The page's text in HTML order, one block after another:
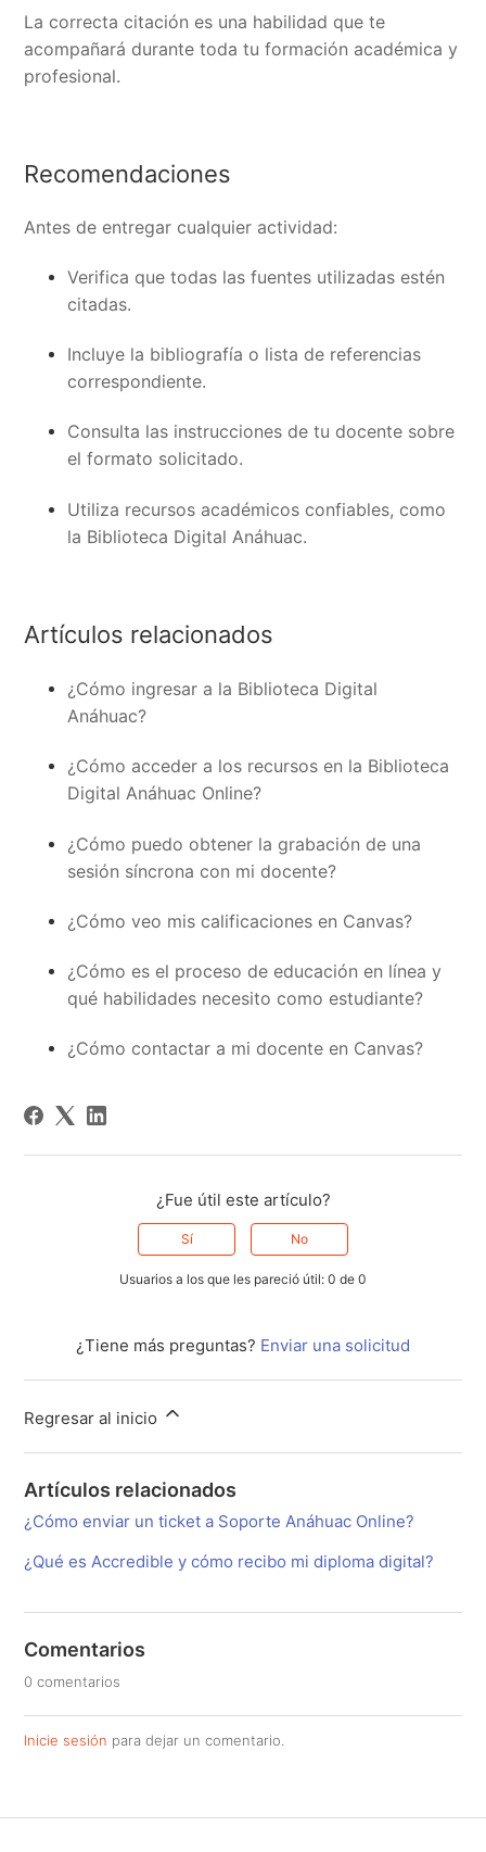
La correcta citación es una habilidad que te
acompañará durante toda tu formación académica y
profesional.
Recomendaciones
Antes de entregar cualquier actividad:
Verifica que todas las fuentes utilizadas estén
citadas.
Incluye la bibliografía o lista de referencias
correspondiente.
Consulta las instrucciones de tu docente sobre
el formato solicitado.
Utiliza recursos académicos confiables, como
la Biblioteca Digital Anáhuac.
Artículos relacionados
¿Cómo ingresar a la Biblioteca Digital
Anáhuac?
¿Cómo acceder a los recursos en la Biblioteca
Digital Anáhuac Online?
¿Cómo puedo obtener la grabación de una
sesión síncrona con mi docente?
¿Cómo veo mis calificaciones en Canvas?
¿Cómo es el proceso de educación en línea y
qué habilidades necesito como estudiante?
¿Cómo contactar a mi docente en Canvas?
¿Fue útil este artículo?
Sí No
Usuarios a los que les pareció útil: 0 de 0
¿Tiene más preguntas? Enviar una solicitud
Regresar al inicio
Artículos relacionados
¿Cómo enviar un ticket a Soporte Anáhuac Online?
¿Qué es Accredible y cómo recibo mi diploma digital?
Comentarios
0 comentarios
Inicie sesión para dejar un comentario.